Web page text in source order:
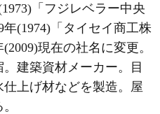
「フジレベラー中央
(1974)「タイセイ商工株
現在の社名に変更。
建築資材メーカー。目
上げ材などを製造。屋